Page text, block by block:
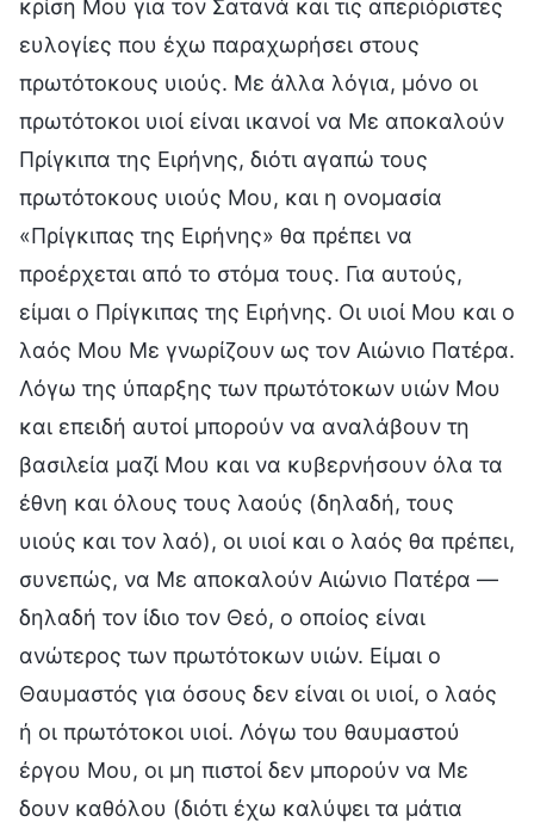
κρίση Μου για τον Σατανά και τις απεριόριστες
ευλογίες που έχω παραχωρήσει στους
πρωτότοκους υιούς. Με άλλα λόγια, μόνο οι
πρωτότοκοι υιοί είναι ικανοί να Με αποκαλούν
Πρίγκιπα της Ειρήνης, διότι αγαπώ τους
πρωτότοκους υιούς Μου, και η ονομασία
«Πρίγκιπας της Ειρήνης» θα πρέπει να
προέρχεται από το στόμα τους. Για αυτούς,
είμαι ο Πρίγκιπας της Ειρήνης. Οι υιοί Μου και ο
λαός Μου Με γνωρίζουν ως τον Αιώνιο Πατέρα.
Λόγω της ύπαρξης των πρωτότοκων υιών Μου
και επειδή αυτοί μπορούν να αναλάβουν τη
βασιλεία μαζί Μου και να κυβερνήσουν όλα τα
έθνη και όλους τους λαούς (δηλαδή, τους
υιούς και τον λαό), οι υιοί και ο λαός θα πρέπει,
συνεπώς, να Με αποκαλούν Αιώνιο Πατέρα —
δηλαδή τον ίδιο τον Θεό, ο οποίος είναι
ανώτερος των πρωτότοκων υιών. Είμαι ο
Θαυμαστός για όσους δεν είναι οι υιοί, ο λαός
ή οι πρωτότοκοι υιοί. Λόγω του θαυμαστού
έργου Μου, οι μη πιστοί δεν μπορούν να Με
δουν καθόλου (διότι έχω καλύψει τα μάτια